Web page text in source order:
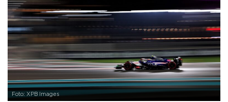
Foto: XPB Images